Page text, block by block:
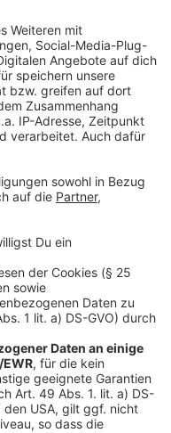
in Düsseldorf
so die Polizei.
ausgesprochen.
Thema:
Altweiber